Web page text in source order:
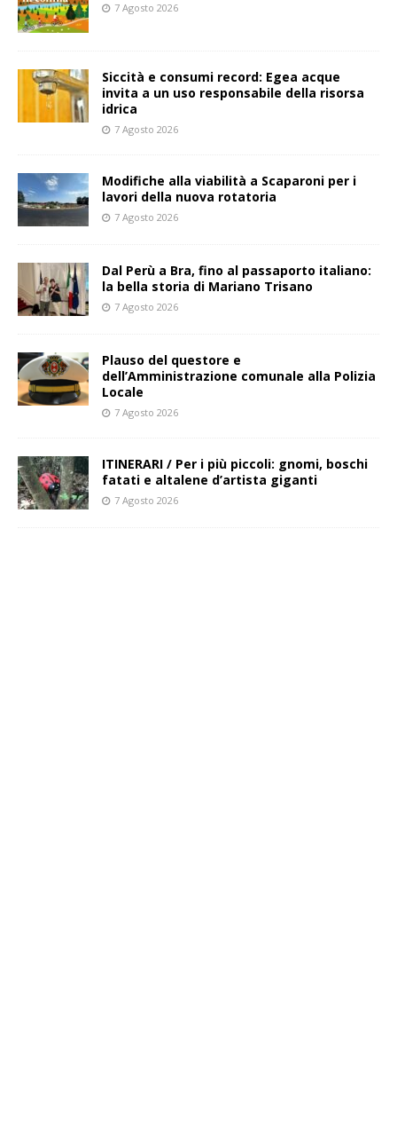
7 Agosto 2026
Siccità e consumi record: Egea acque
invita a un uso responsabile della risorsa
idrica
7 Agosto 2026
Modifiche alla viabilità a Scaparoni per i
lavori della nuova rotatoria
7 Agosto 2026
​Dal Perù a Bra, fino al passaporto italiano:
la bella storia di Mariano Trisano
7 Agosto 2026
Plauso del questore e
dell’Amministrazione comunale alla Polizia
Locale
7 Agosto 2026
ITINERARI / Per i più piccoli: gnomi, boschi
fatati e altalene d’artista giganti
7 Agosto 2026